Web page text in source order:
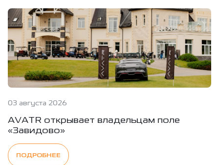
03 августа 2026
AVATR открывает владельцам поле
«Завидово»
ПОДРОБНЕЕ